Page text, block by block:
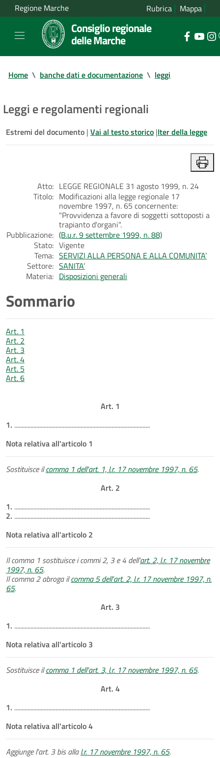
Regione Marche Rubrica Mappa
Consiglio regionale
delle Marche
Home \ banche dati e documentazione \ leggi
Leggi e regolamenti regionali
Estremi del documento | Vai al testo storico |Iter della legge
Atto: LEGGE REGIONALE 31 agosto 1999, n. 24
Titolo: Modificazioni alla legge regionale 17
novembre 1997, n. 65 concernente:
"Provvidenza a favore di soggetti sottoposti a
trapianto d'organi".
Pubblicazione: (B.u.r. 9 settembre 1999, n. 88)
Stato: Vigente
Tema: SERVIZI ALLA PERSONA E ALLA COMUNITA’
Settore: SANITA’
Materia: Disposizioni generali
Sommario
Art. 1
Art. 2
Art. 3
Art. 4
Art. 5
Art. 6
Art. 1
1. ............................................................................................
Nota relativa all'articolo 1
Sostituisce ilcomma 1 dell'art. 1, l.r. 17 novembre 1997, n. 65.
Art. 2
1. ............................................................................................
2. ............................................................................................
Nota relativa all'articolo 2
Il comma 1 sostituisce i commi 2, 3 e 4 dell'art. 2, l.r. 17 novembre
1997, n. 65.
Il comma 2 abroga ilcomma 5 dell'art. 2, l.r. 17 novembre 1997, n.
65.
Art. 3
1. ............................................................................................
Nota relativa all'articolo 3
Sostituisce ilcomma 1 dell'art. 3, l.r. 17 novembre 1997, n. 65.
Art. 4
1. ............................................................................................
Nota relativa all'articolo 4
Aggiunge l'art. 3 bis allal.r. 17 novembre 1997, n. 65.